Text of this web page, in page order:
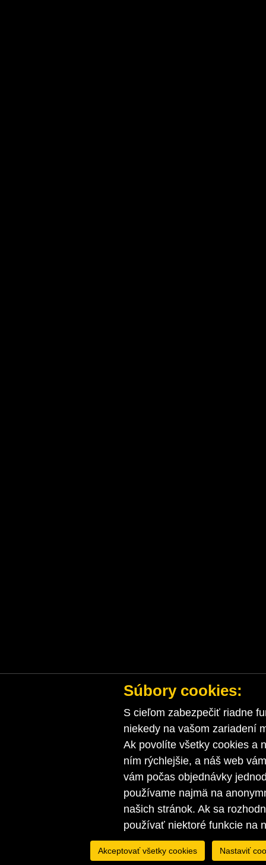
Súbory cookies:
S cieľom zabezpečiť riadne
niekedy na vašom zariadení
Ak povolíte všetky cookies a
ním rýchlejšie, a náš web
vám počas objednávky
používame najmä na
našich stránok. Ak sa
používať niektoré funkcie na
Akceptovať všetky cookies Nastaviť